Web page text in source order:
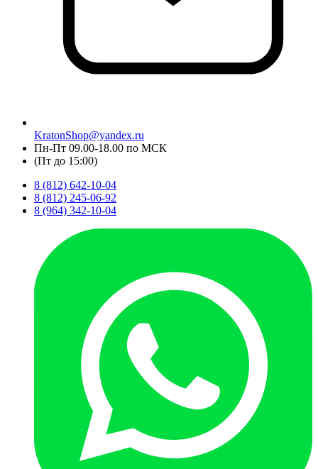
KratonShop@yandex.ru
Пн-Пт 09.00-18.00 по МСК
(Пт до 15:00)
8 (812) 642-10-04
8 (812) 245-06-92
8 (964) 342-10-04